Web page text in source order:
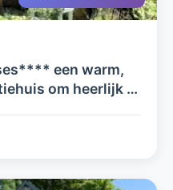
een warm,
om heerlijk te